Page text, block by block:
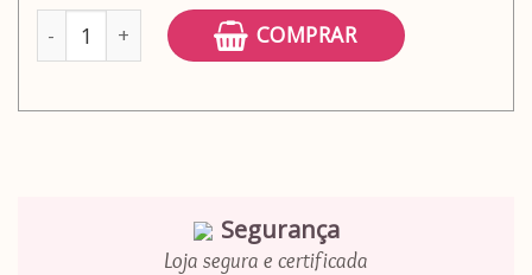
Adesivo papel de parede tijolinho Brooklyn quantidade
COMPRAR
Segurança
Loja segura e certificada